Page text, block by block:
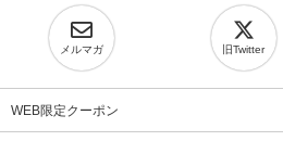
メルマガ 旧Twitter
WEB限定クーポン